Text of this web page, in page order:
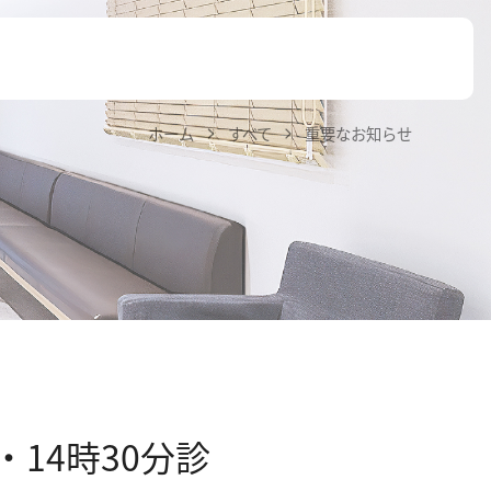
ホーム すべて 重要なお知らせ
14時30分診